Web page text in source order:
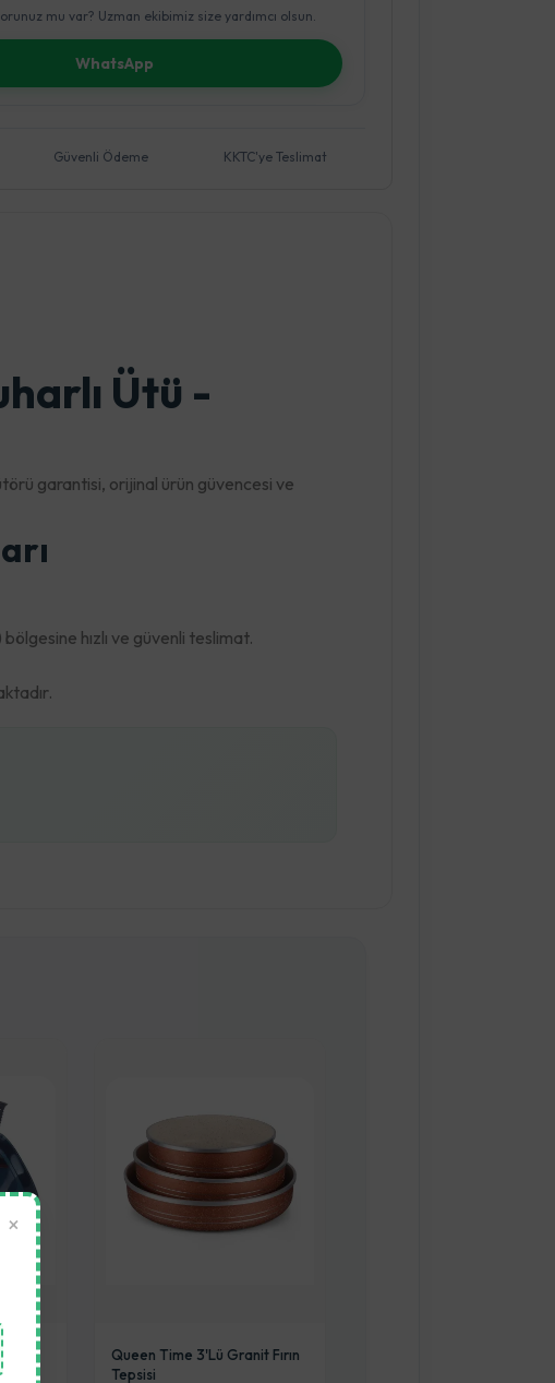
mu var? Uzman ekibimiz size yardımcı olsun.
WhatsApp
Güvenli Ödeme KKTC'ye Teslimat
Ütü -
garantisi, orijinal ürün güvencesi ve
hızlı ve güvenli teslimat.
Queen Time 3'lü Granit Fırın
Tepsisi
×